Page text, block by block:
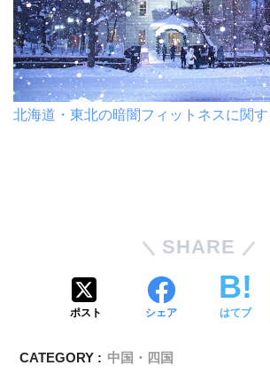
北海道・東北の暗闇フィットネスに関
SHARE
ポスト シェア はてブ
CATEGORY : 中国・四国